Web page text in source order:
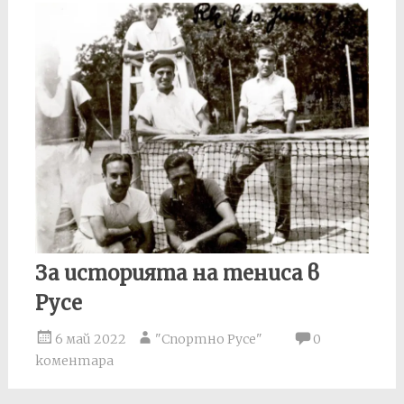
За историята на тениса в
Русе
6 май 2022 "Спортно Русе"
0
коментара